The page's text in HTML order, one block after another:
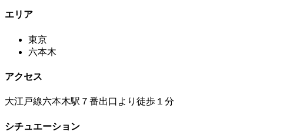
エリア
東京
六本木
アクセス
大江戸線六本木駅７番出口より徒歩１分
シチュエーション